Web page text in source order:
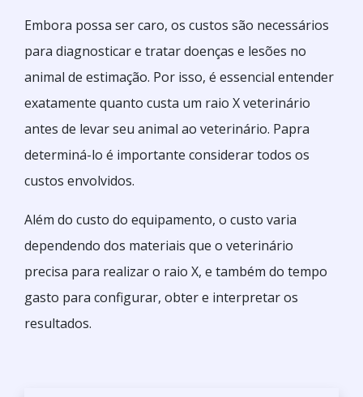
Embora possa ser caro, os custos são necessários
para diagnosticar e tratar doenças e lesões no
animal de estimação. Por isso, é essencial entender
exatamente quanto custa um raio X veterinário
antes de levar seu animal ao veterinário. Papra
determiná-lo é importante considerar todos os
custos envolvidos.
Além do custo do equipamento, o custo varia
dependendo dos materiais que o veterinário
precisa para realizar o raio X, e também do tempo
gasto para configurar, obter e interpretar os
resultados.